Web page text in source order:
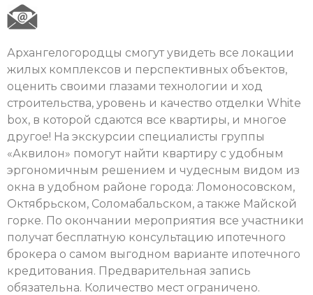
Архангелогородцы смогут увидеть все локации
жилых комплексов и перспективных объектов,
оценить своими глазами технологии и ход
строительства, уровень и качество отделки White
box, в которой сдаются все квартиры, и многое
другое! На экскурсии специалисты группы
«Аквилон» помогут найти квартиру с удобным
эргономичным решением и чудесным видом из
окна в удобном районе города: Ломоносовском,
Октябрьском, Соломабальском, а также Майской
горке. По окончании мероприятия все участники
получат бесплатную консультацию ипотечного
брокера о самом выгодном варианте ипотечного
кредитования. Предварительная запись
обязательна. Количество мест ограничено.